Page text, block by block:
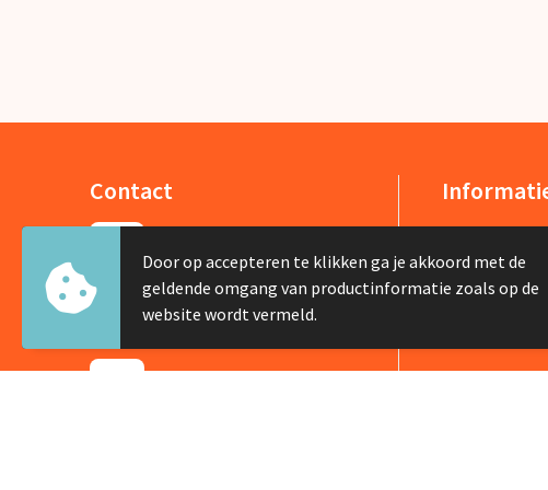
Contact
De Lus 13
1742 PH Schagen
+31 226 422505
Over ons
Nieuwsbrief
Veelgestelde
Door op accepteren te klikken ga je akkoord met de
geldende omgang van productinformatie zoals op de
website wordt vermeld.